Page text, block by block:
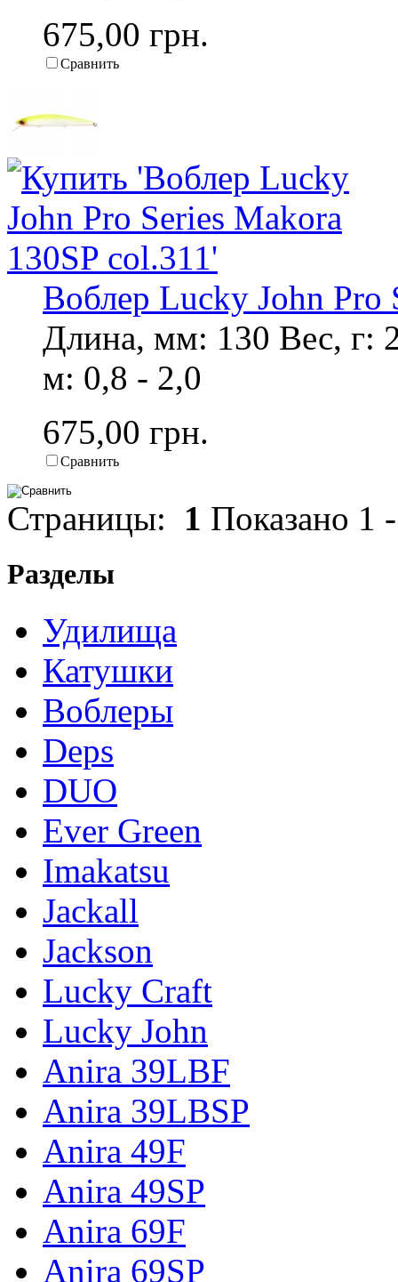
675,00 грн.
Сравнить
Воблер Lucky John Pro
Длина, мм: 130 Вес, г:
м: 0,8 - 2,0
675,00 грн.
Сравнить
Страницы: 1 Показано 1
Разделы
Удилища
Катушки
Воблеры
Deps
DUO
Ever Green
Imakatsu
Jackall
Jackson
Lucky Craft
Lucky John
Anira 39LBF
Anira 39LBSP
Anira 49F
Anira 49SP
Anira 69F
Anira 69SP